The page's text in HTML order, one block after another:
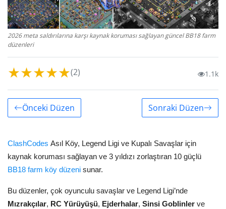
2026 meta saldırılarına karşı kaynak koruması sağlayan güncel BB18 farm
düzenleri
★★★★★(2) 1.1k
Önceki Düzen Sonraki Düzen
ClashCodes Asıl Köy, Legend Ligi ve Kupalı Savaşlar için
kaynak koruması sağlayan ve 3 yıldızı zorlaştıran 10 güçlü
BB18 farm köy düzeni sunar.
Bu düzenler, çok oyunculu savaşlar ve Legend Ligi’nde
Mızrakçılar, RC Yürüyüşü, Ejderhalar, Sinsi Goblinler ve